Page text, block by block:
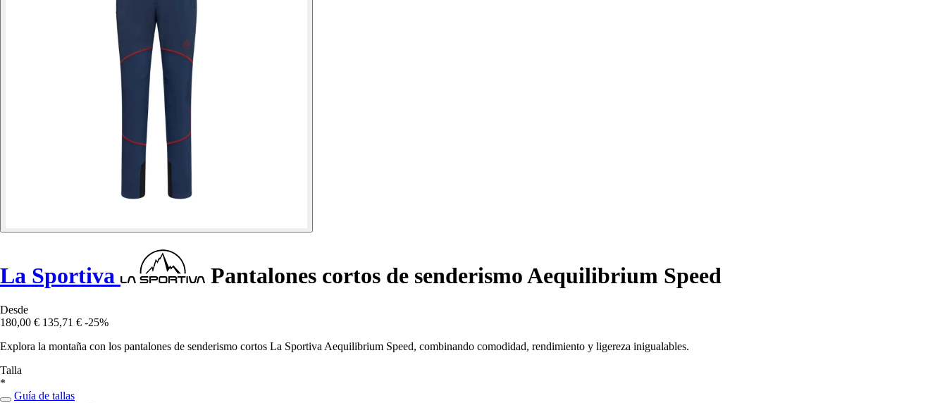
La Sportiva Pantalones cortos de senderismo Aequilibrium Speed
Desde
180,00 € 135,71 € -25%
Explora la montaña con los pantalones de senderismo cortos La Sportiva Aequilibrium Speed, combinando comodidad, rendimiento y ligereza inigualables.
Talla
*
Guía de tallas